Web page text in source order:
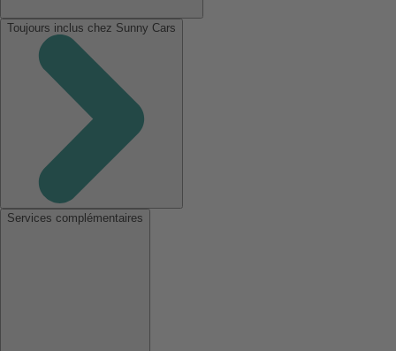
Toujours inclus chez Sunny Cars
Services complémentaires